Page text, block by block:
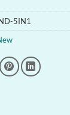
5IN1